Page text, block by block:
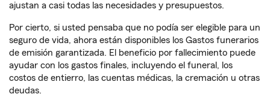
ajustan a casi todas las necesidades y presupuestos.
Por cierto, si usted pensaba que no podía ser elegible para un
seguro de vida, ahora están disponibles los Gastos funerarios
de emisión garantizada. El beneficio por fallecimiento puede
ayudar con los gastos finales, incluyendo el funeral, los
costos de entierro, las cuentas médicas, la cremación u otras
deudas.